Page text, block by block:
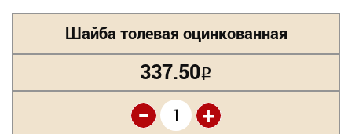
+7
01-
Шайба толевая оцинкованная
337.50Р
+
-